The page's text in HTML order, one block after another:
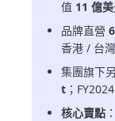
值 11 億
品牌直營
香港 / 台
集團旗下
t ；
核心賣點